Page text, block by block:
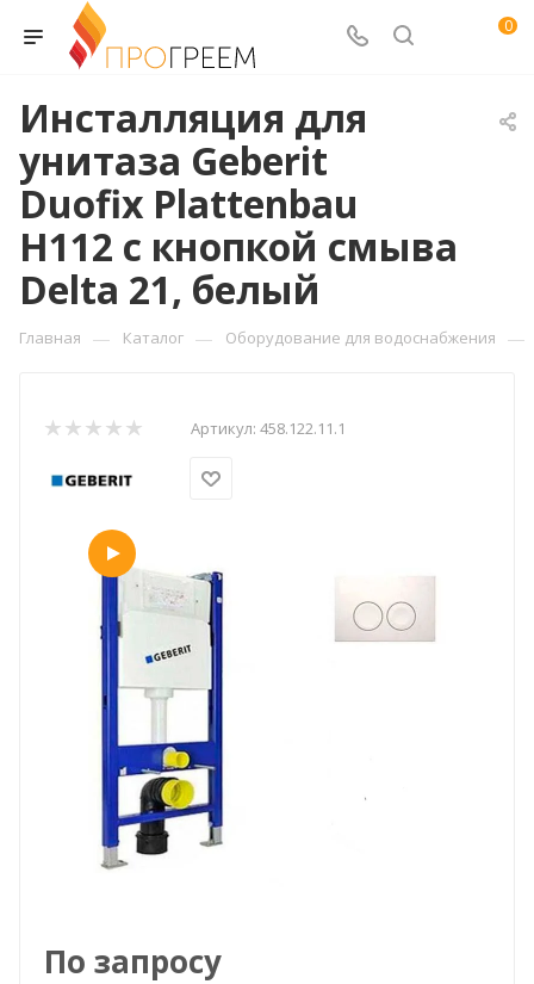
0
Инсталляция для
унитаза Geberit
Duofix Plattenbau
H112 с кнопкой смыва
Delta 21, белый
Главная — Каталог — Оборудование для водоснабжения —
Артикул: 458.122.11.1
По запросу